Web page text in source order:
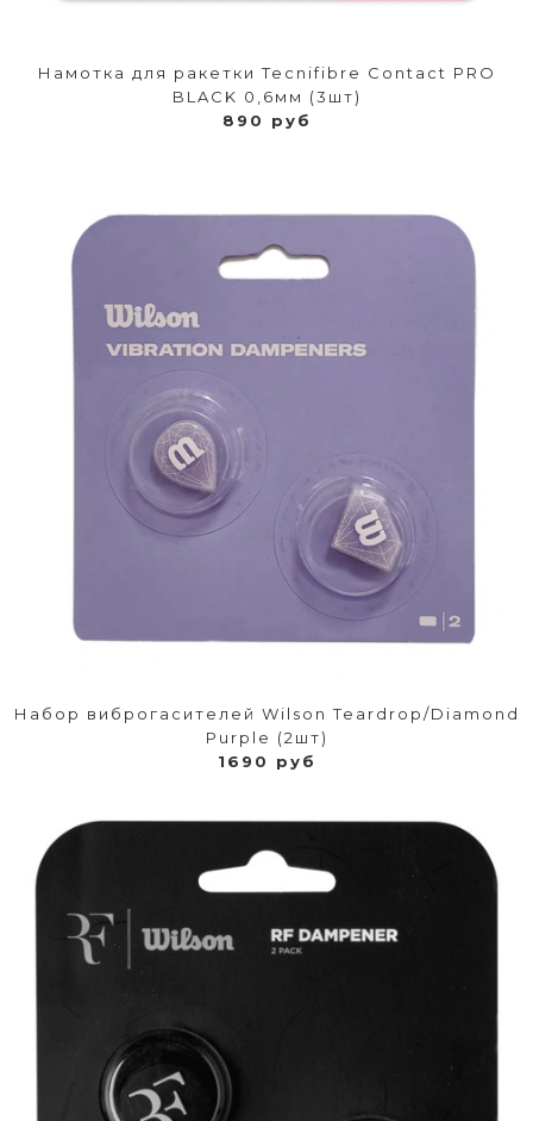
Намотка для ракетки Tecnifibre Contact PRO
BLACK 0,6мм (3шт)
890 руб
Набор виброгасителей Wilson Teardrop/Diamond
Purple (2шт)
1690 руб